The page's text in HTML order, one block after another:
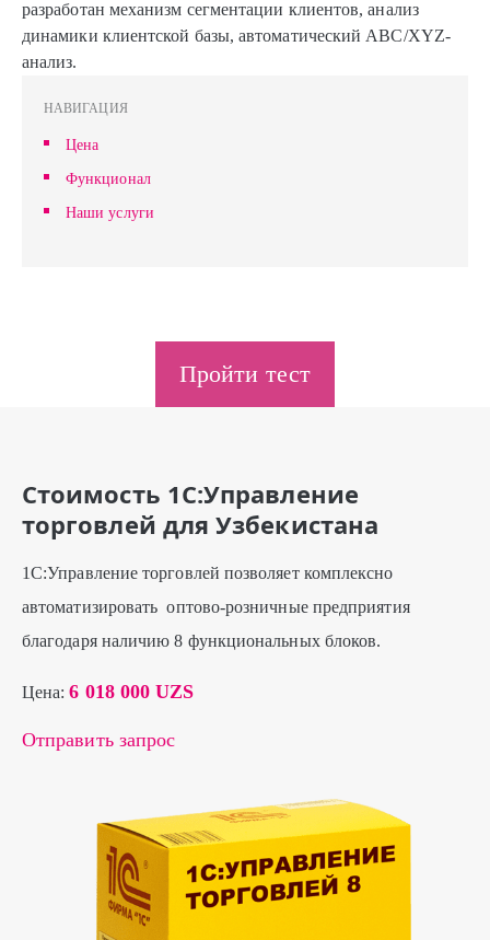
разработан механизм сегментации клиентов, анализ
динамики клиентской базы, автоматический ABC/XYZ-
анализ.
НАВИГАЦИЯ
Цена
Функционал
Наши услуги
Пройти тест
Стоимость 1C:Управление
торговлей для Узбекистана
1С:Управление торговлей позволяет комплексно
автоматизировать оптово-розничные предприятия
благодаря наличию 8 функциональных блоков.
Цена:6 018 000 UZS
Отправить запрос